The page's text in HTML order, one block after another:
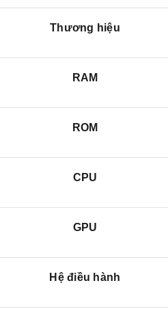
Thương hiệu
RAM
ROM
CPU
GPU
Hệ điều hành